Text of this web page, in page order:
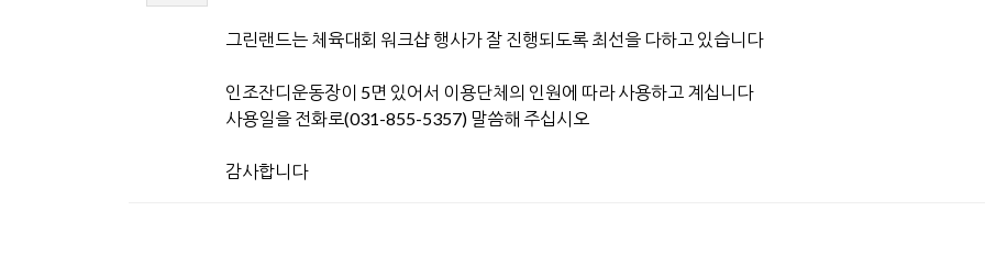
그린랜드는 체육대회 워크샵 행사가 잘 진행되도록 최선을 다하고 있습니다
인조잔디운동장이 5면 있어서 이용단체의 인원에 따라 사용하고 계십니다
사용일을 전화로(031-855-5357) 말씀해 주십시오
감사합니다